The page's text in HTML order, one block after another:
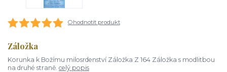
Ohodnotit produkt
Záložka
Korunka k Božímu milosrdenství Záložka Z 164 Záložka s modlitbou
na druhé straně. celý popis